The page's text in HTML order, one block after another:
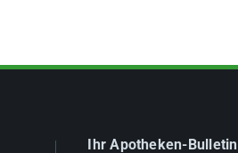
Ihr Apotheken-Bulletin